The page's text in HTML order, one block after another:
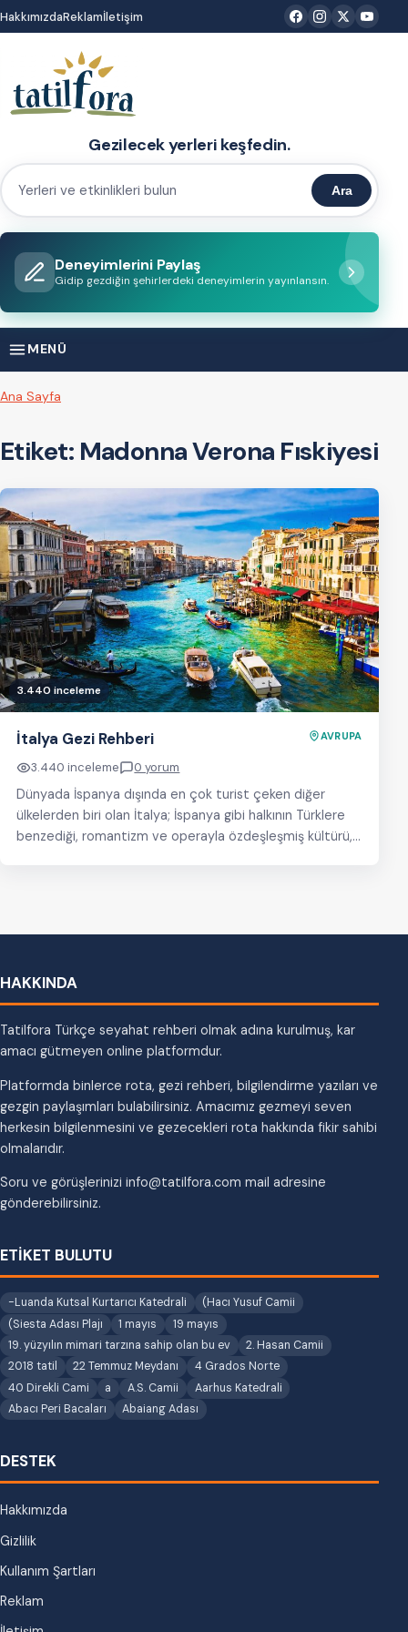
İçeriğe
atla
HakkımızdaReklamİletişim
Gezilecek yerleri keşfedin.
Yerleri
etkinlikleri
bulun
Ara
Deneyimlerini Paylaş
Gidip gezdiğin şehirlerdeki deneyimlerin yayınlansın.
MENÜ
Ana Sayfa
Etiket: Madonna Verona Fıskiyesi
3.440 inceleme
İtalya Gezi Rehberi AVRUPA
3.440 inceleme 0 yorum
Dünyada İspanya dışında en çok turist çeken diğer
ülkelerden biri olan İtalya; İspanya gibi halkının Türklere
benzediği, romantizm ve operayla özdeşleşmiş kültürü,…
HAKKINDA
Tatilfora Türkçe seyahat rehberi olmak adına kurulmuş, kar
amacı gütmeyen online platformdur.
Platformda binlerce rota, gezi rehberi, bilgilendirme yazıları ve
gezgin paylaşımları bulabilirsiniz. Amacımız gezmeyi seven
herkesin bilgilenmesini ve gezecekleri rota hakkında fikir sahibi
olmalarıdır.
Soru ve görüşlerinizi info@tatilfora.com mail adresine
gönderebilirsiniz.
ETİKET BULUTU
-Luanda Kutsal Kurtarıcı Katedrali
(Hacı Yusuf Camii
(Siesta Adası Plajı
1 mayıs
19 mayıs
19. yüzyılın mimari tarzına sahip olan bu ev
2. Hasan Camii
2018 tatil
22 Temmuz Meydanı
4 Grados Norte
40 Direkli Cami
a A.S. Camii
Aarhus Katedrali
Abacı Peri Bacaları
Abaiang Adası
DESTEK
Hakkımızda
Gizlilik
Kullanım Şartları
Reklam